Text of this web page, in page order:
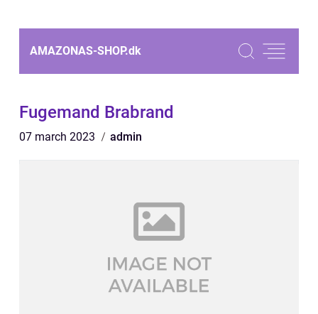
AMAZONAS-SHOP.dk
Fugemand Brabrand
07 march 2023 admin